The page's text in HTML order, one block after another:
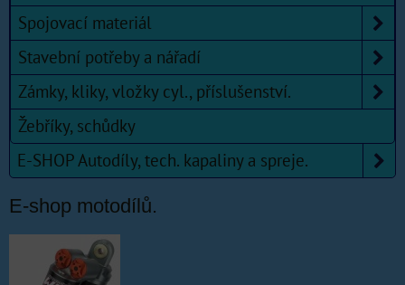
Spojovací materiál
Stavební potřeby a nářadí
Zámky, kliky, vložky cyl., příslušenství.
Žebříky, schůdky
E-SHOP Autodíly, tech. kapaliny a spreje.
E-shop motodílů.